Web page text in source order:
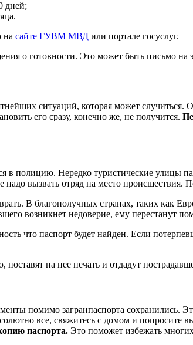
дней;
на сайте ГУВМ МВД или портале госуслуг.
о готовности. Это может быть письмо
ситуаций, которая может случиться.
его сразу, конечно же, не получится.
в полицию. Нередко туристические улицы
вызвать отряд на место
В благополучных странах, таких как
возникнет недоверие, ему перестанут
что паспорт будет найден. Если
на нее печать и отдадут
помимо загранпаспорта сохранились.
все, свяжитесь с домом и попросите
паспорта. Это поможет избежать